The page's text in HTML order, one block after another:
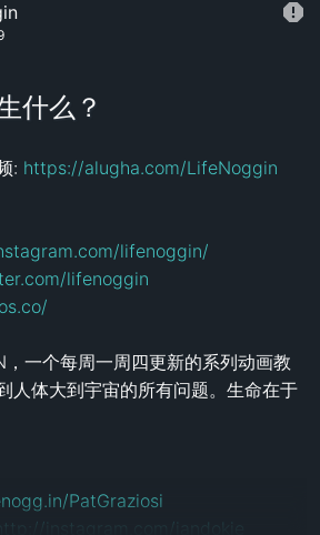
什么？
: https://alugha.com/LifeNoggin
lifenoggin/
lifenoggin
一个每周一周四更新的系列动画教
人体大到宇宙的所有问题。生命在于
PatGraziosi
http://instagram.com/iandokie